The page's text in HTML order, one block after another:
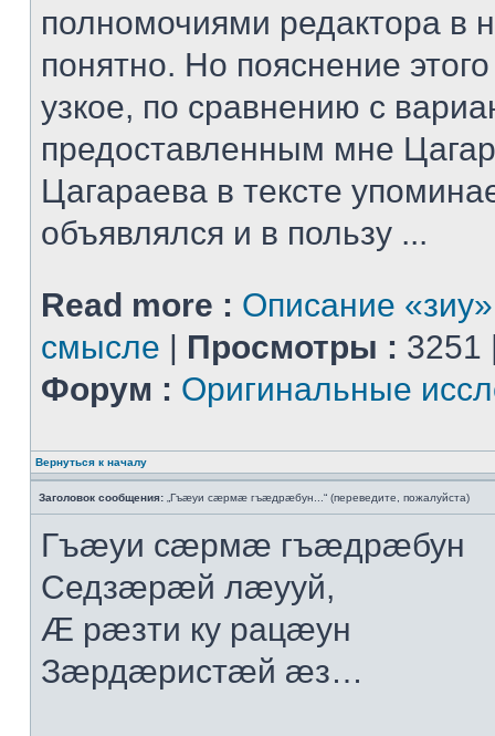
полномочиями редактора в
понятно. Но пояснение
узкое, по сравнению с
предоставленным мне
Цагараева в тексте
объявлялся и в пользу ...
Read more : Описание
смысле | Просмотры :
Форум : Оригинальные
Вернуться к началу
Заголовок сообщения: „Гъæуи сæрмæ гъæдрæбун...“ (переведите, пожалуйста)
Гъæуи сæрмæ гъæдрæбун
Седзæрæй лæууй,
Æ рæзти ку рацæун
Зæрдæристæй æз…